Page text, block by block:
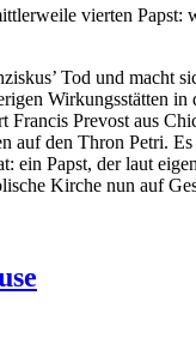
vierten
Tod und
Wirkungsstätten
Prevost aus
den Thron Petri.
ein Papst, der laut
Kirche nun auf